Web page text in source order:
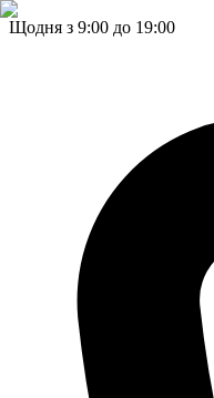
Щодня з 9:00 до 19:00